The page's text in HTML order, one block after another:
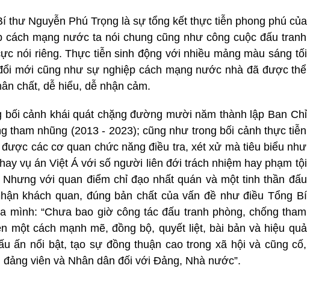
thư Nguyễn Phú Trọng là sự tổng kết thực tiễn phong phú của
mạng nước ta nói chung cũng như công cuộc đấu tranh
nói riêng. Thực tiễn sinh động với nhiều mảng màu sáng tối
mới cũng như sự nghiệp cách mạng nước nhà đã được thể
chất, dễ hiểu, dễ nhận cảm.
cảnh khái quát chặng đường mười năm thành lập Ban Chỉ
tham nhũng (2013 - 2023); cũng như trong bối cảnh thực tiễn
các cơ quan chức năng điều tra, xét xử mà tiêu biểu như
vụ án Việt Á với số người liên đới trách nhiệm hay phạm tội
với quan điểm chỉ đạo nhất quán và một tinh thần đấu
khách quan, đúng bản chất của vấn đề như điều Tổng Bí
mình: “Chưa bao giờ công tác đấu tranh phòng, chống tham
một cách mạnh mẽ, đồng bộ, quyết liệt, bài bản và hiệu quả
ấn nổi bật, tạo sự đồng thuận cao trong xã hội và cũng cố,
viên và Nhân dân đối với Đảng, Nhà nước”.